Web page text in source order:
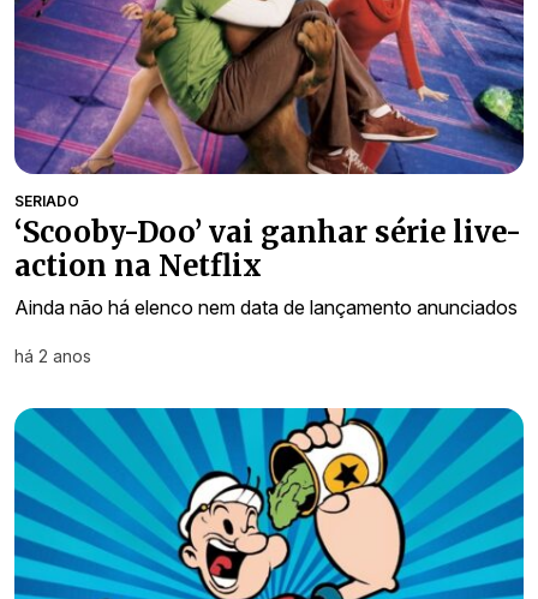
SERIADO
‘Scooby-Doo’ vai ganhar série live-
action na Netflix
Ainda não há elenco nem data de lançamento anunciados
há 2 anos